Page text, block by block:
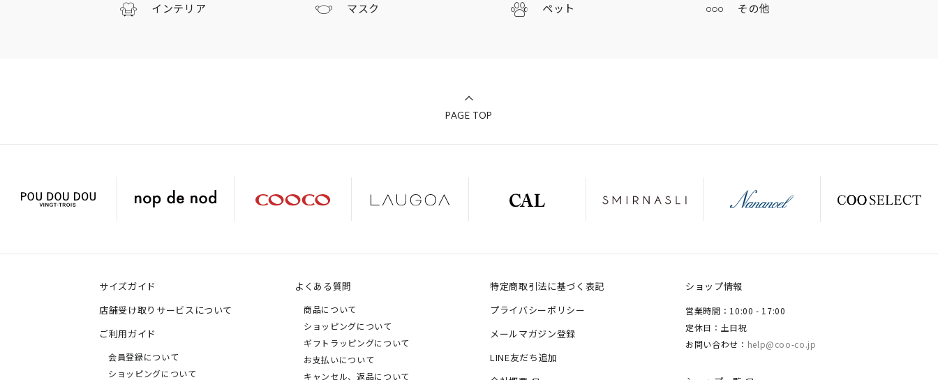
インテリア マスク ペット その他
PAGE TOP
サイズガイド
店舗受け取りサービスについて
ご利用ガイド
会員登録について
ショッピングについて
よくある質問
商品について
ショッピングについて
ギフトラッピングについて
お支払いについて
キャンセル、返品について
特定商取引法に基づく表記
プライバシーポリシー
メールマガジン登録
LINE友だち追加
ショップ情報
営業時間：10:00 - 17:00
定休日：土日祝
お問い合わせ： help@coo-co.jp